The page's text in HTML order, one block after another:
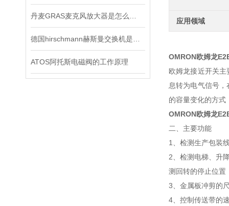
ATOS阿托斯电磁阀的工作原理
应用领域
OMRON欧姆龙
欧姆龙接近开关
息转为电气信号
的容量变化的方式
OMRON欧姆龙
二、主要功能
1、检测生产包装
2、检测电梯、升
测回转的停止位置
3、金属板冲剪的
4、控制传送带的